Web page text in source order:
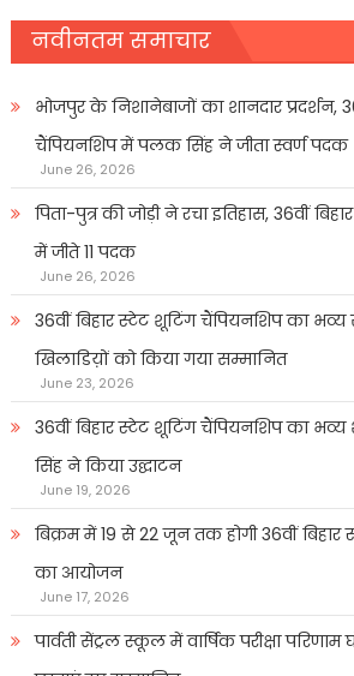
नवीनतम समाचार
भोजपुर के निशानेबाजों का शानदार प्रदर्शन,
चैंपियनशिप में पलक सिंह ने जीता स्वर्ण पदक
June 26, 2026
पिता-पुत्र की जोड़ी ने रचा इतिहास, 36वीं
में जीते 11 पदक
June 26, 2026
36वीं बिहार स्टेट शूटिंग चैंपियनशिप का भव्य
खिलाडिय़ों को किया गया सम्मानित
June 23, 2026
36वीं बिहार स्टेट शूटिंग चैंपियनशिप का भव्य
सिंह ने किया उद्घाटन
June 19, 2026
बिक्रम में 19 से 22 जून तक होगी 36वीं
का आयोजन
June 17, 2026
पार्वती सेंट्रल स्कूल में वार्षिक परीक्षा परिणाम